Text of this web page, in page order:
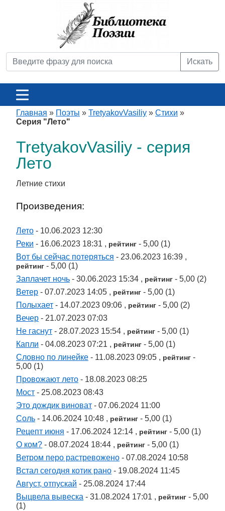
Искать
Главная » Поэты » TretyakovVasiliy » Стихи »
Серия "Лето"
TretyakovVasiliy - серия
Лето
Летние стихи
Произведения:
Лето - 10.06.2023 12:30
Реки - 16.06.2023 18:31 , рейтинг - 5,00 (1)
Вот бы сейчас потеряться - 23.06.2023 16:39 ,
рейтинг - 5,00 (1)
Заплачет ночь - 30.06.2023 15:34 , рейтинг - 5,00 (2)
Ветер - 07.07.2023 14:05 , рейтинг - 5,00 (1)
Полыхает - 14.07.2023 09:06 , рейтинг - 5,00 (2)
Вечер - 21.07.2023 07:03
Не гаснут - 28.07.2023 15:54 , рейтинг - 5,00 (1)
Капли - 04.08.2023 07:21 , рейтинг - 5,00 (1)
Словно по линейке - 11.08.2023 09:05 , рейтинг -
5,00 (1)
Провожают лето - 18.08.2023 08:25
Мост - 25.08.2023 08:43
Это дождик виноват - 07.06.2024 11:00
Соль - 14.06.2024 10:48 , рейтинг - 5,00 (1)
Рецепт июня - 17.06.2024 12:14 , рейтинг - 5,00 (1)
О ком? - 08.07.2024 18:44 , рейтинг - 5,00 (1)
Ветром перо растревожено - 07.08.2024 10:58
Встал сегодня котик рано - 19.08.2024 11:45
Август, отпускай - 25.08.2024 17:44
Выцвела вывеска - 31.08.2024 17:01 , рейтинг - 5,00
(1)